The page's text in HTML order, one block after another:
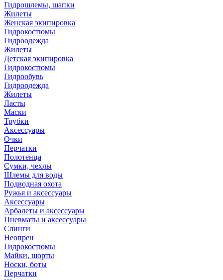
Гидрошлемы, шапки
Жилеты
Женская экипировка
Гидрокостюмы
Гидроодежда
Жилеты
Детская экипировка
Гидрокостюмы
Гидрообувь
Гидроодежда
Жилеты
Ласты
Маски
Трубки
Аксессуары
Очки
Перчатки
Полотенца
Сумки, чехлы
Шлемы для воды
Подводная охота
Ружья и аксессуары
Аксессуары
Арбалеты и аксессуары
Пневматы и аксессуары
Слинги
Неопрен
Гидрокостюмы
Майки, шорты
Носки, боты
Перчатки